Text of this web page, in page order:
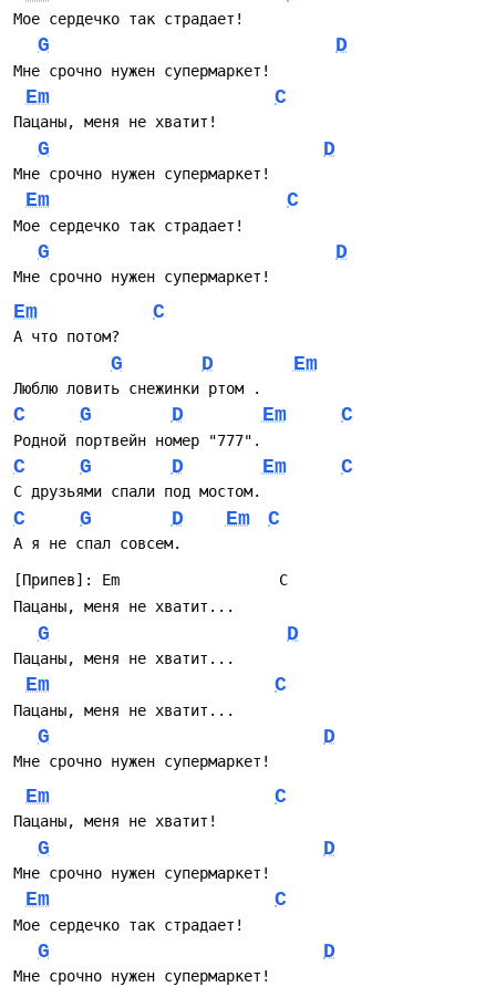
взлетела быстро, из неизвестности в вершины, и этот
трек - их манифест. Идеально для тех, кто устал от
гламура и ищет правду в четырёх аккордах.
Мое сердечко так страдает!
G D
Мне срочно нужен супермаркет!
Em C
Пацаны, меня не хватит!
G D
Мне срочно нужен супермаркет!
Em C
Мое сердечко так страдает!
G D
Мне срочно нужен супермаркет!
Em C
А что потом?
G D Em
Люблю ловить снежинки ртом .
C G D Em C
Родной портвейн номер "777".
C G D Em C
С друзьями спали под мостом.
C G D Em C
А я не спал совсем.
[Припев]: Em                  C
Пацаны, меня не хватит...
G D
Пацаны, меня не хватит...
Em C
Пацаны, меня не хватит...
G D
Мне срочно нужен супермаркет!
Em C
Пацаны, меня не хватит!
G D
Мне срочно нужен супермаркет!
Em C
Мое сердечко так страдает!
G D
Мне срочно нужен супермаркет!